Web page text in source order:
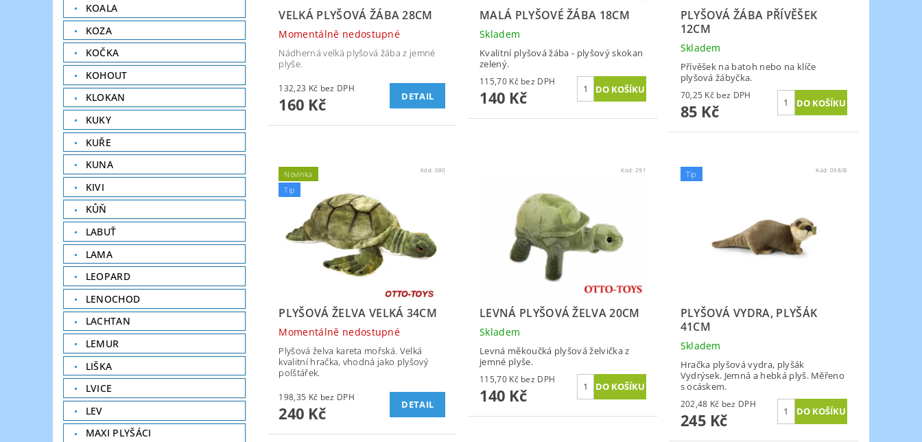
KOALA
KOZA
KOČKA
KOHOUT
KLOKAN
KUKY
KUŘE
KUNA
KIVI
KŮŇ
LABUŤ
LAMA
LEOPARD
LENOCHOD
LACHTAN
LEMUR
LIŠKA
LVICE
LEV
MAXI PLYŠÁCI
VELKÁ PLYŠOVÁ ŽÁBA 28CM
Momentálně nedostupné
Nádherná velká plyšová žába z jemné
plyše.
132,23 Kč bez DPH
160 Kč DETAIL
MALÁ PLYŠOVÉ ŽÁBA 18CM
Skladem
Kvalitní plyšová žába - plyšový skokan
zelený.
115,70 Kč bez DPH
140 Kč
PLYŠOVÁ ŽÁBA PŘÍVĚŠEK
12CM
Skladem
Přívěšek na batoh nebo na klíče
plyšová žábyčka.
70,25 Kč bez DPH
85 Kč
Novinka
Tip
Kód: 080
PLYŠOVÁ ŽELVA VELKÁ 34CM
Momentálně nedostupné
Plyšová želva kareta mořská. Velká
kvalitní hračka, vhodná jako plyšový
polštářek.
198,35 Kč bez DPH
240 Kč DETAIL
Kód:291
LEVNÁ PLYŠOVÁ ŽELVA 20CM
Skladem
Levná měkoučká plyšová želvička z
jemné plyše.
115,70 Kč bez DPH
140 Kč
Tip Kód:098/B
PLYŠOVÁ VYDRA, PLYŠÁK
41CM
Skladem
Hračka plyšová vydra, plyšák
Vydrýsek. Jemná a hebká plyš. Měřeno
s ocáskem.
202,48 Kč bez DPH
245 Kč